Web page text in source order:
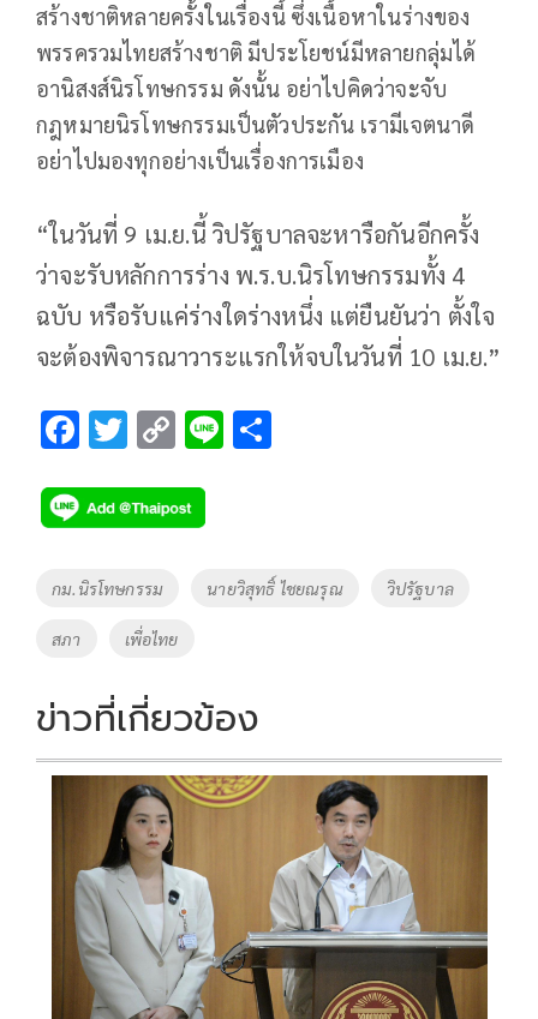
สร้างชาติหลายครั้งในเรื่องนี้ ซึ่งเนื้อหาในร่างของ
พรรครวมไทยสร้างชาติ มีประโยชน์มีหลายกลุ่มได้
อานิสงส์นิรโทษกรรม ดังนั้น อย่าไปคิดว่าจะจับ
กฎหมายนิรโทษกรรมเป็นตัวประกัน เรามีเจตนาดี
อย่าไปมองทุกอย่างเป็นเรื่องการเมือง
“ในวันที่ 9 เม.ย.นี้ วิปรัฐบาลจะหารือกันอีกครั้ง
ว่าจะรับหลักการร่าง พ.ร.บ.นิรโทษกรรมทั้ง 4
ฉบับ หรือรับแค่ร่างใดร่างหนึ่ง แต่ยืนยันว่า ตั้งใจ
จะต้องพิจารณาวาระแรกให้จบในวันที่ 10 เม.ย.”
F
e
b
o
T
tt
er
C
p
y
Li
k
Li
Tags
กม.นิรโทษกรรม นายวิสุทธิ์ ไชยณรุณ วิปรัฐบาล
สภา เพื่อไทย
ข่าวที่เกี่ยวข้อง